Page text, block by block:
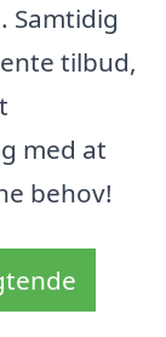
Samtidig
tilbud,
med at
behov!